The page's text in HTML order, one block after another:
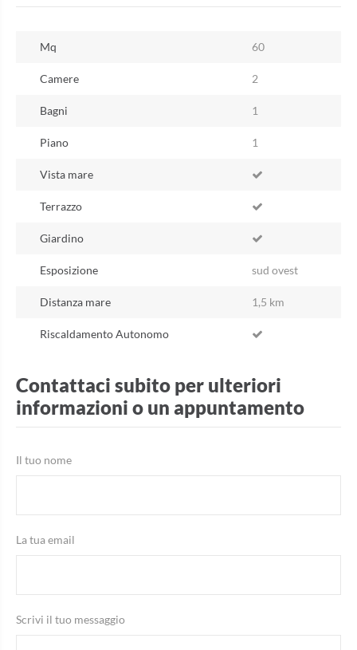
Mq 60
Camere 2
Bagni 1
Piano 1
Vista mare
Terrazzo
Giardino
Esposizione sud ovest
Distanza mare 1,5 km
Riscaldamento Autonomo
Contattaci subito per ulteriori
informazioni o un appuntamento
Il tuo nome
La tua email
Scrivi il tuo messaggio